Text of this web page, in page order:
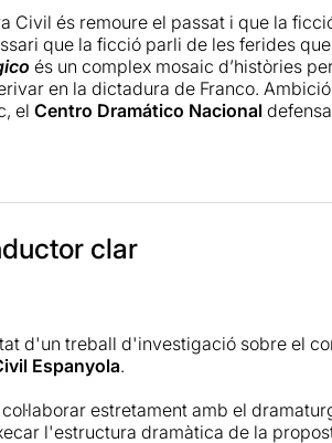
Civil és remoure el passat i que la
que la ficció parli de les ferides
és un complex mosaic d’històries
en la dictadura de Franco.
el Centro Dramático Nacional
un bon treball interpretatiu (amb
deMax Aruben un sol espectacle no
l’obra conté moments de gran força
d’intèrprets trepitjant l’escenari,
innegable.
clar
d'un treball d'investigació sobre el
Espanyola.
estretament amb el
l'estructura dramàtica de la